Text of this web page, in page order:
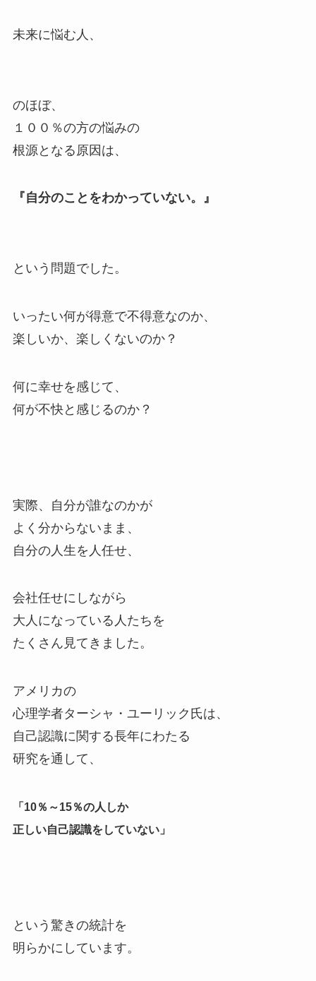
未来に悩む人、
のほぼ、
１００％の方の悩みの
根源となる原因は、
『自分のことをわかっていない。』
という問題でした。
いったい何が得意で不得意なのか、
楽しいか、楽しくないのか？
何に幸せを感じて、
何が不快と感じるのか？
実際、自分が誰なのかが
よく分からないまま、
自分の人生を人任せ、
会社任せにしながら
大人になっている人たちを
たくさん見てきました。
アメリカの
心理学者ターシャ・ユーリック氏は、
自己認識に関する長年にわたる
研究を通して、
「10％～15％の人しか
正しい自己認識をしていない」
という驚きの統計を
明らかにしています。